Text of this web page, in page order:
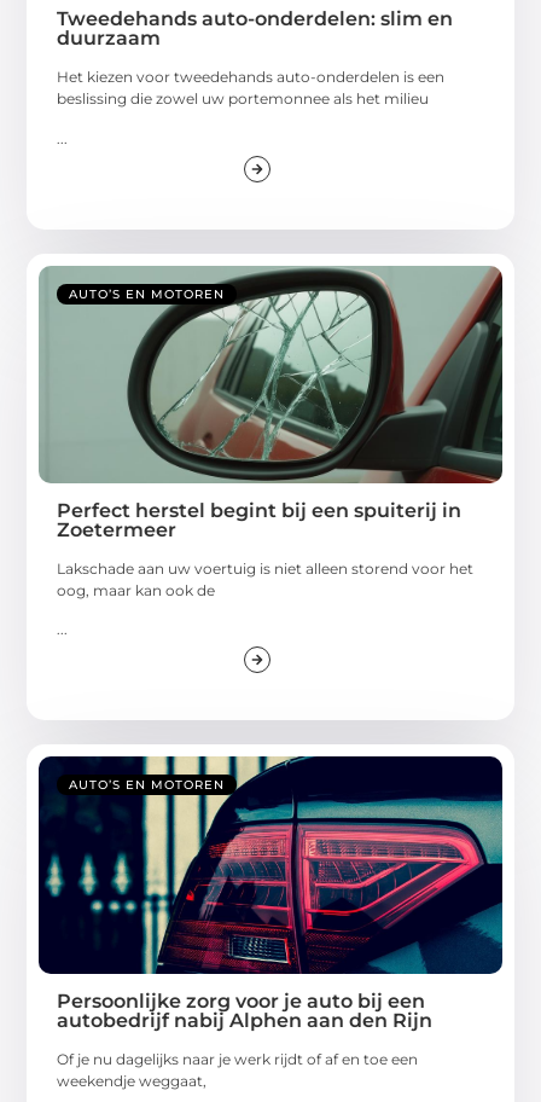
Tweedehands auto-onderdelen: slim en
duurzaam
Het kiezen voor tweedehands auto-onderdelen is een
beslissing die zowel uw portemonnee als het milieu
AUTO’S EN MOTOREN
Perfect herstel begint bij een spuiterij in
Zoetermeer
Lakschade aan uw voertuig is niet alleen storend voor het
oog, maar kan ook de
AUTO’S EN MOTOREN
Persoonlijke zorg voor je auto bij een
autobedrijf nabij Alphen aan den Rijn
Of je nu dagelijks naar je werk rijdt of af en toe een
weekendje weggaat,